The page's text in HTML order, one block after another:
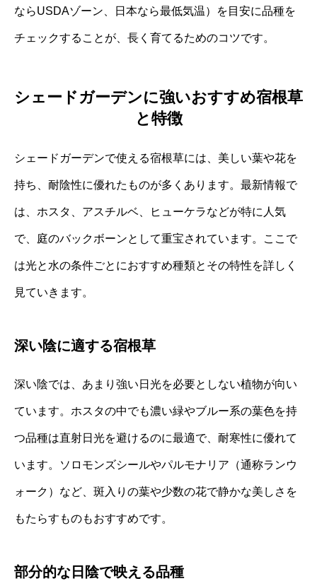
ならUSDAゾーン、日本なら最低気温）を目安に品種を
チェックすることが、長く育てるためのコツです。
シェードガーデンに強いおすすめ宿根草
と特徴
シェードガーデンで使える宿根草には、美しい葉や花を
持ち、耐陰性に優れたものが多くあります。最新情報で
は、ホスタ、アスチルベ、ヒューケラなどが特に人気
で、庭のバックボーンとして重宝されています。ここで
は光と水の条件ごとにおすすめ種類とその特性を詳しく
見ていきます。
深い陰に適する宿根草
深い陰では、あまり強い日光を必要としない植物が向い
ています。ホスタの中でも濃い緑やブルー系の葉色を持
つ品種は直射日光を避けるのに最適で、耐寒性に優れて
います。ソロモンズシールやパルモナリア（通称ランウ
ォーク）など、斑入りの葉や少数の花で静かな美しさを
もたらすものもおすすめです。
部分的な日陰で映える品種